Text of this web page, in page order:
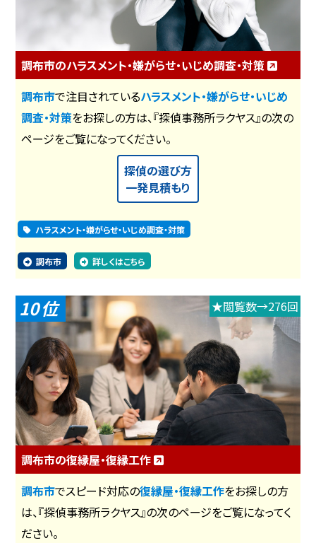
調布市のハラスメント・嫌がらせ・いじめ調査・対策
調布市で注目されているハラスメント・嫌がらせ・いじめ
調査・対策をお探しの方は、『探偵事務所ラクヤス』の次の
ページをご覧になってください。
探偵の選び方
一発見積もり
ハラスメント・嫌がらせ・いじめ調査・対策
調布市 詳しくはこちら
10 ★閲覧数→276回
調布市の復縁屋・復縁工作
調布市でスピード対応の復縁屋・復縁工作をお探しの方
は、『探偵事務所ラクヤス』の次のページをご覧になってく
ださい。